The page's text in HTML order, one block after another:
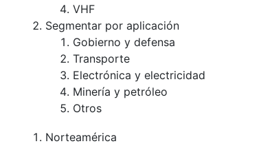
VHF
Segmentar por aplicación
Gobierno y defensa
Transporte
Electrónica y electricidad
Minería y petróleo
Otros
Norteamérica